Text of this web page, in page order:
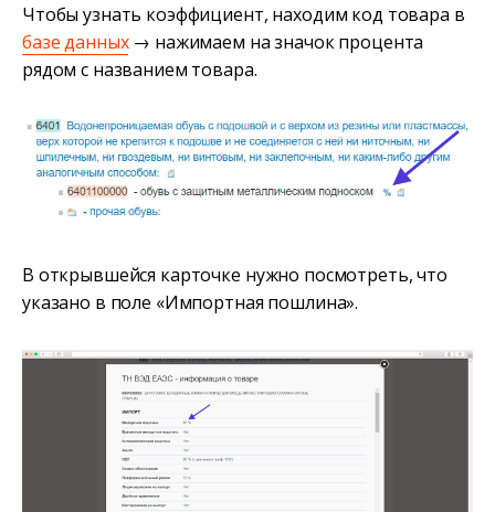
Чтобы узнать коэффициент, находим код товара в
базе данных→ нажимаем на значок процента
рядом с названием товара.
В открывшейся карточке нужно посмотреть, что
указано в поле «Импортная пошлина».